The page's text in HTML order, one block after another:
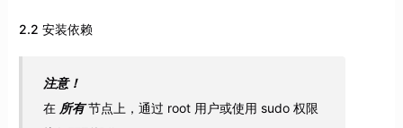
2.2 安装依赖
注意！
在 所有节点上，通过 root 用户或使用 sudo 权限